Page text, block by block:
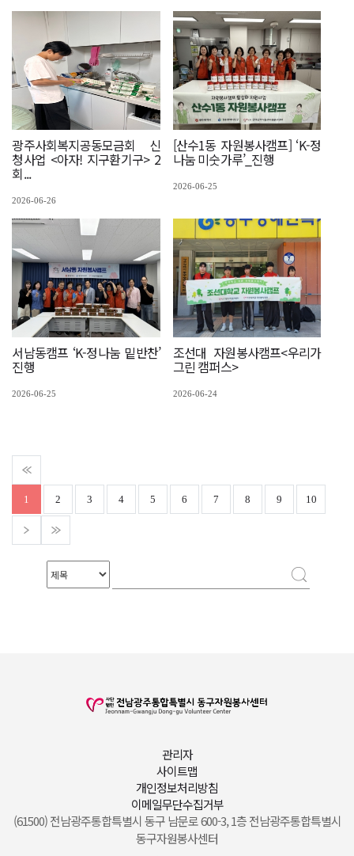
광주사회복지공동모금회 신
청사업 <아자! 지구환기구> 2
회...
2026-06-26
[산수1동 자원봉사캠프] ‘K-정
나눔 미숫가루’_진행
2026-06-25
서남동캠프 ‘K-정나눔 밑반찬’
진행
2026-06-25
조선대 자원봉사캠프<우리가
그린 캠퍼스>
2026-06-24
1 2 3 4 5 6 7 8 9 10
관리자
사이트맵
개인정보처리방침
이메일무단수집거부
(61500) 전남광주통합특별시 동구 남문로 600-3, 1층 전남광주통합특별시
동구자원봉사센터